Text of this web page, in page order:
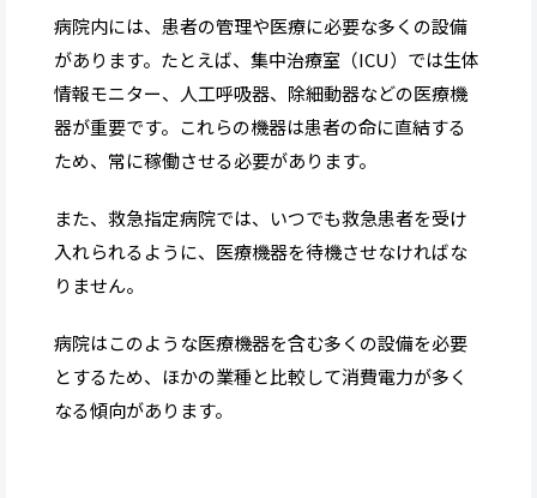
病院内には、患者の管理や医療に必要な多くの設備
があります。たとえば、集中治療室（ICU）では生体
情報モニター、人工呼吸器、除細動器などの医療機
器が重要です。これらの機器は患者の命に直結する
ため、常に稼働させる必要があります。
また、救急指定病院では、いつでも救急患者を受け
入れられるように、医療機器を待機させなければな
りません。
病院はこのような医療機器を含む多くの設備を必要
とするため、ほかの業種と比較して消費電力が多く
なる傾向があります。